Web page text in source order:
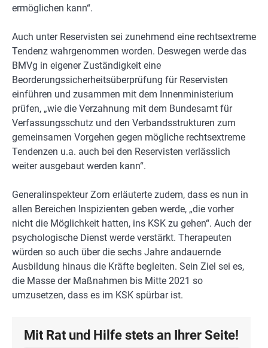
ermöglichen kann“.
Auch unter Reservisten sei zunehmend eine rechtsextreme
Tendenz wahrgenommen worden. Deswegen werde das
BMVg in eigener Zuständigkeit eine
Beorderungssicherheitsüberprüfung für Reservisten
einführen und zusammen mit dem Innenministerium
prüfen, „wie die Verzahnung mit dem Bundesamt für
Verfassungsschutz und den Verbandsstrukturen zum
gemeinsamen Vorgehen gegen mögliche rechtsextreme
Tendenzen u.a. auch bei den Reservisten verlässlich
weiter ausgebaut werden kann“.
Generalinspekteur Zorn erläuterte zudem, dass es nun in
allen Bereichen Inspizienten geben werde, „die vorher
nicht die Möglichkeit hatten, ins KSK zu gehen“. Auch der
psychologische Dienst werde verstärkt. Therapeuten
würden so auch über die sechs Jahre andauernde
Ausbildung hinaus die Kräfte begleiten. Sein Ziel sei es,
die Masse der Maßnahmen bis Mitte 2021 so
umzusetzen, dass es im KSK spürbar ist.
Mit Rat und Hilfe stets an Ihrer Seite!